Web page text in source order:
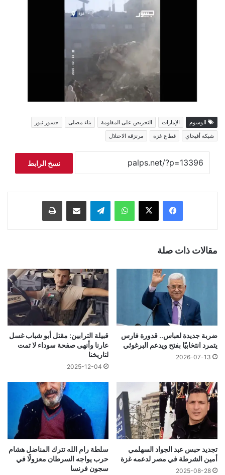
الوسوم الإمارات التحريض على المقاومة بناء مصلى
جسور نيوز
شبكة أفيخاي
قطاع غزة مرتزقة الاحتلال
نسخ الرابط
فيسبوك ‫X واتساب تيلقرام مشاركة عبر البريد طباعة
مقالات ذات صلة
ضربة جديدة لعباس.. قدورة فارس
يتمرد انتخابيًا بفتح ويدعم البرغوثي
2026-07-13
قبيلة الترابين: مقتل أبو شباب غسل
عارنا وأنهى صفحة سوداء لا تمت
لتاريخنا
2025-12-04
تجديد حبس عبد الجواد السهلمي
أمين الشرطة في مصر لدعمه غزة
2025-08-28
سلطة رام الله تترك المناضل هشام
حرب يواجه السرطان معزولًا في
سجون فرنسا